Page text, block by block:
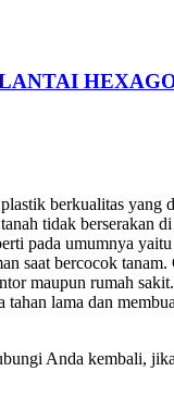
berkualitas yang
tidak berserakan
pada umumnya yaitu
saat bercocok
maupun rumah
tahan lama dan
Anda kembali,